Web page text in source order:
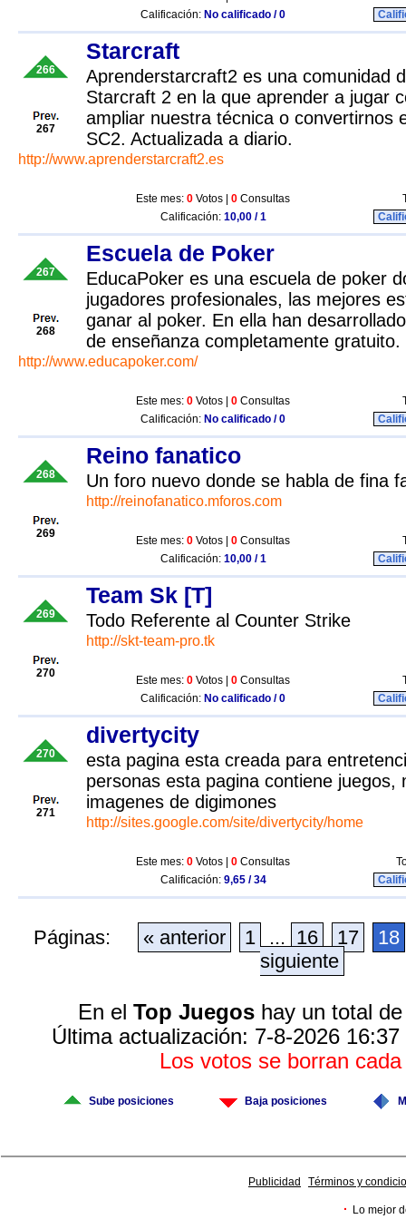
Calificación: No calificado / 0
266
267
Starcraft
Aprenderstarcraft2 es una comunidad
Starcraft 2 en la que aprender a jugar
ampliar nuestra técnica o convertirnos
SC2. Actualizada a diario.
http://www.aprenderstarcraft2.es
Este mes: 0 Votos | 0 Consultas
Calificación: 10,00 / 1
267
268
Escuela de Poker
EducaPoker es una escuela de poker
jugadores profesionales, las mejores
ganar al poker. En ella han
de enseñanza completamente gratuito.
http://www.educapoker.com/
Este mes: 0 Votos | 0 Consultas
Calificación: No calificado / 0
268
269
Reino fanatico
Un foro nuevo donde se habla de fina
http://reinofanatico.mforos.com
Este mes: 0 Votos | 0 Consultas
Calificación: 10,00 / 1
269
270
Team Sk [T]
Todo Referente al Counter Strike
http://skt-team-pro.tk
Este mes: 0 Votos | 0 Consultas
Calificación: No calificado / 0
270
271
divertycity
esta pagina esta creada para
personas esta pagina contiene juegos,
imagenes de digimones
http://sites.google.com/site/divertycity/home
Este mes: 0 Votos | 0 Consultas
Calificación: 9,65 / 34
Páginas: « anterior 1 ... 16 17
18
siguiente
En el Top Juegoshay un total de
Última actualización: 7-8-2026
Los votos se borran
Sube posiciones Baja posiciones
Publicidad Términos y
· Lo mejor